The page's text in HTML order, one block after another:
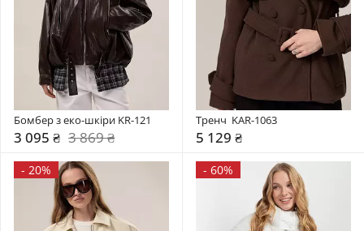
Бомбер з еко-шкіри KR-121
3 095 ₴ 3 869 ₴
Тренч  KAR-1063
5 129 ₴
- 20% - 60%